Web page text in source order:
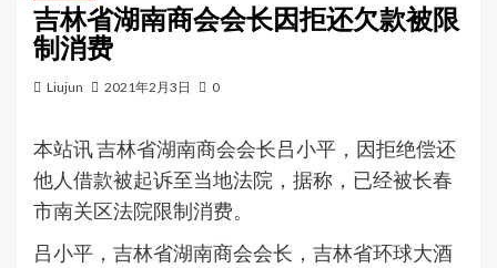
吉林省湖南商会会长因拒还欠款被限
制消费
Liujun 2021年2月3日 0
本站讯 吉林省湖南商会会长吕小平，因拒绝偿还
他人借款被起诉至当地法院，据称，已经被长春
市南关区法院限制消费。
吕小平，吉林省湖南商会会长，吉林省环球大酒